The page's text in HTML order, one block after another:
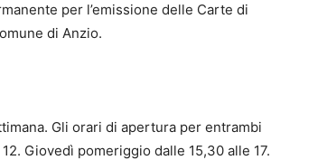
per l’emissione delle Carte di
di Anzio.
Gli orari di apertura per entrambi
Giovedì pomeriggio dalle 15,30 alle 17.